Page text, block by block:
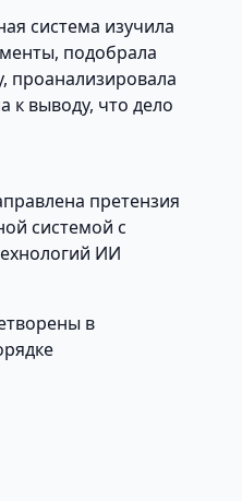
система изучила
подобрала
проанализировала
к выводу, что дело
претензия
системой с
ИИ
в